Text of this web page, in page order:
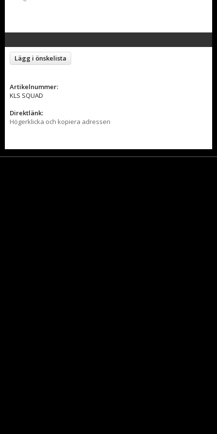
Lägg i önskelista
Artikelnummer:
KLS SQUAD
Direktlänk:
Högerklicka och kopiera adressen